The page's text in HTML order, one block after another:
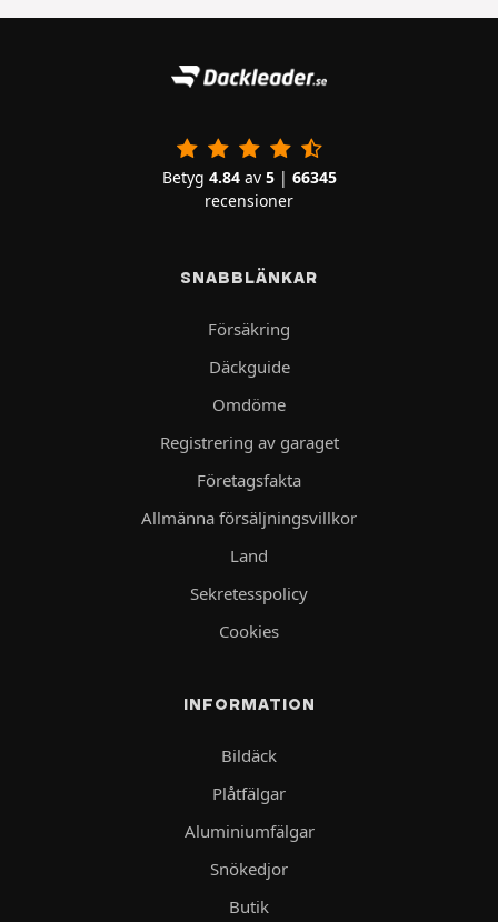
Betyg 4.84av 5| 66345
recensioner
SNABBLÄNKAR
Försäkring
Däckguide
Omdöme
Registrering av garaget
Företagsfakta
Allmänna försäljningsvillkor
Land
Sekretesspolicy
Cookies
INFORMATION
Bildäck
Plåtfälgar
Aluminiumfälgar
Snökedjor
Butik